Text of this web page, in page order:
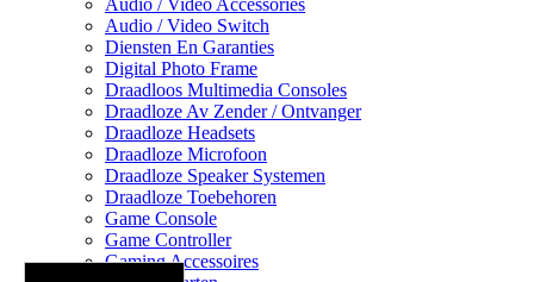
Audio / Video Accessories
Audio / Video Switch
Diensten En Garanties
Digital Photo Frame
Draadloos Multimedia Consoles
Draadloze Av Zender / Ontvanger
Draadloze Headsets
Draadloze Microfoon
Draadloze Speaker Systemen
Draadloze Toebehoren
Game Console
Game Controller
Gaming Accessoires